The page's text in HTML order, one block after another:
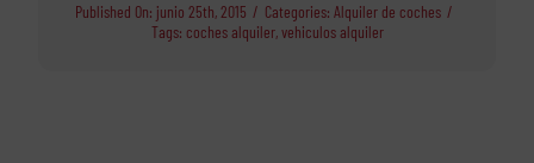
Published On: junio 25th, 2015 / Categories: Alquiler de coches /
Tags: coches alquiler,vehiculos alquiler